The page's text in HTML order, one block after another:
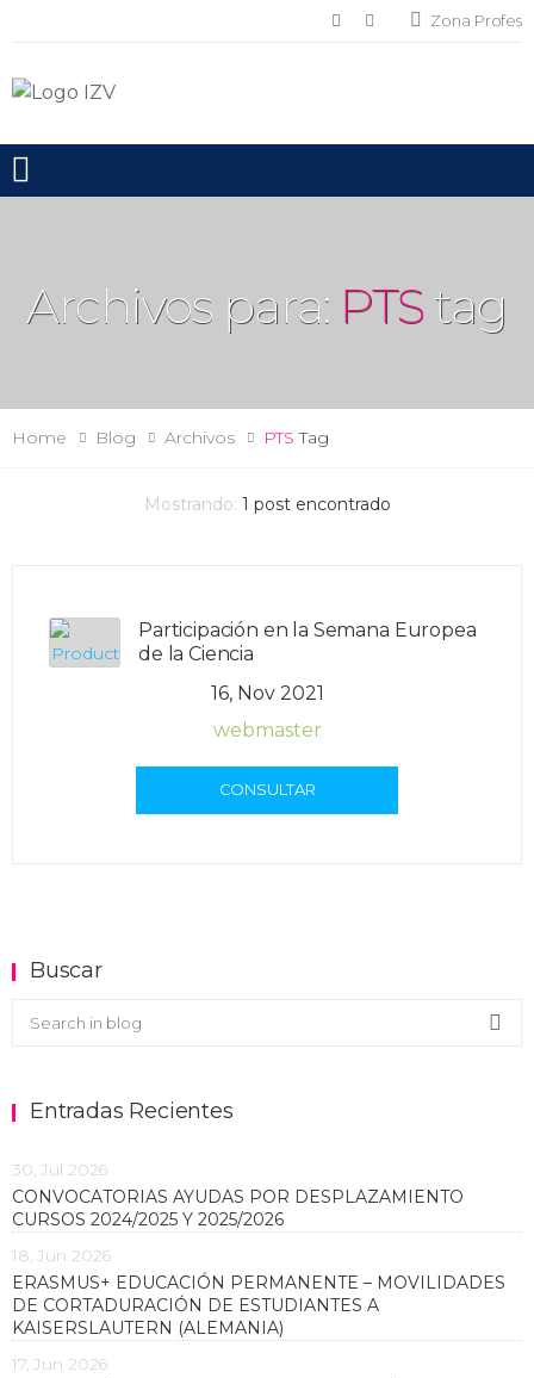
Zona Profes
Toggle mobile menu
Archivos para: PTS tag
Home Blog Archivos PTS Tag
Mostrando: 1 post encontrado
Participación en la Semana Europea
de la Ciencia
16, Nov 2021
webmaster
CONSULTAR
Buscar
Buscar en el blog
Entradas Recientes
30, Jul 2026
CONVOCATORIAS AYUDAS POR DESPLAZAMIENTO
CURSOS 2024/2025 Y 2025/2026
18, Jun 2026
ERASMUS+ EDUCACIÓN PERMANENTE – MOVILIDADES
DE CORTADURACIÓN DE ESTUDIANTES A
KAISERSLAUTERN (ALEMANIA)
17, Jun 2026